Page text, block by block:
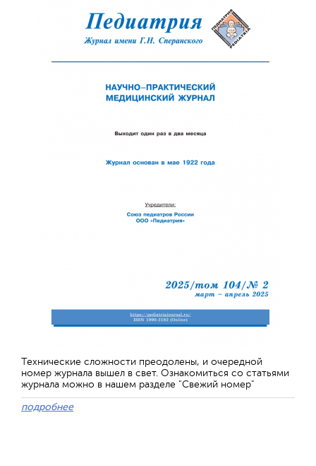
Технические сложности преодолены, и очередной
номер журнала вышел в свет. Ознакомиться со статьями
журнала можно в нашем разделе "Свежий номер"
подробнее